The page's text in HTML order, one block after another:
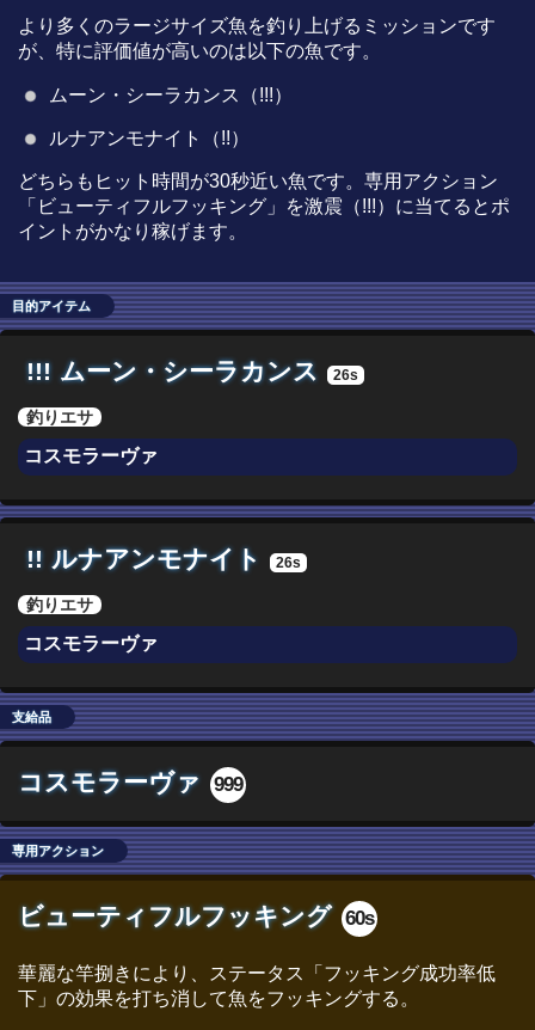
より多くのラージサイズ魚を釣り上げるミッションです
が、特に評価値が高いのは以下の魚です。
ムーン・シーラカンス（!!!）
ルナアンモナイト（!!）
どちらもヒット時間が30秒近い魚です。専用アクション
「ビューティフルフッキング」を激震（!!!）に当てるとポ
イントがかなり稼げます。
目的アイテム
!!! ムーン・シーラカンス 26s
釣りエサ
コスモラーヴァ
!! ルナアンモナイト 26s
釣りエサ
コスモラーヴァ
支給品
コスモラーヴァ 999
専用アクション
ビューティフルフッキング 60s
華麗な竿捌きにより、ステータス「フッキング成功率低
下」の効果を打ち消して魚をフッキングする。